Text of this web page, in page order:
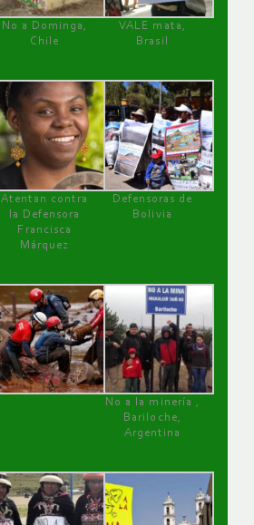
No a Dominga,
Chile
VALE mata,
Brasil
Atentan contra
la Defensora
Francisca
Márquez
Defensoras de
Bolivia
No a la minería ,
Bariloche,
Argentina